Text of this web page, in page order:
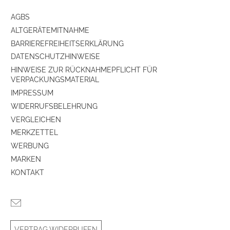
Frischwassertank (l)
HEPA-Filter ja
Düsen/Bürsten
rotierende Bürsten ja
Reinigungspads
Reinigungsbürste
Reinigungsmittel
AGBS
ALTGERÄTEMITNAHME
BARRIEREFREIHEITSERKLÄRUNG
DATENSCHUTZHINWEISE
HINWEISE ZUR RÜCKNAHMEPFLICHT FÜR
VERPACKUNGSMATERIAL
IMPRESSUM
WIDERRUFSBELEHRUNG
VERGLEICHEN
MERKZETTEL
WERBUNG
MARKEN
KONTAKT